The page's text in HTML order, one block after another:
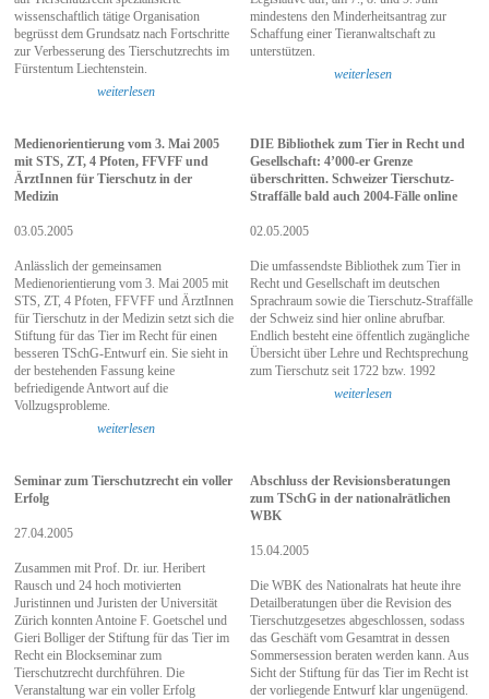
wissenschaftlich tätige Organisation
begrüsst dem Grundsatz nach Fortschritte
zur Verbesserung des Tierschutzrechts im
Fürstentum Liechtenstein.
weiterlesen
mindestens den Minderheitsantrag zur
Schaffung einer Tieranwaltschaft zu
unterstützen.
weiterlesen
Medienorientierung vom 3. Mai 2005
mit STS, ZT, 4 Pfoten, FFVFF und
ÄrztInnen für Tierschutz in der
Medizin
03.05.2005
Anlässlich der gemeinsamen
Medienorientierung vom 3. Mai 2005 mit
STS, ZT, 4 Pfoten, FFVFF und ÄrztInnen
für Tierschutz in der Medizin setzt sich die
Stiftung für das Tier im Recht für einen
besseren TSchG-Entwurf ein. Sie sieht in
der bestehenden Fassung keine
befriedigende Antwort auf die
Vollzugsprobleme.
weiterlesen
DIE Bibliothek zum Tier in Recht und
Gesellschaft: 4’000-er Grenze
überschritten. Schweizer Tierschutz-
Straffälle bald auch 2004-Fälle online
02.05.2005
Die umfassendste Bibliothek zum Tier in
Recht und Gesellschaft im deutschen
Sprachraum sowie die Tierschutz-Straffälle
der Schweiz sind hier online abrufbar.
Endlich besteht eine öffentlich zugängliche
Übersicht über Lehre und Rechtsprechung
zum Tierschutz seit 1722 bzw. 1992
weiterlesen
Seminar zum Tierschutzrecht ein voller
Erfolg
27.04.2005
Zusammen mit Prof. Dr. iur. Heribert
Rausch und 24 hoch motivierten
Juristinnen und Juristen der Universität
Zürich konnten Antoine F. Goetschel und
Gieri Bolliger der Stiftung für das Tier im
Recht ein Blockseminar zum
Tierschutzrecht durchführen. Die
Veranstaltung war ein voller Erfolg
Abschluss der Revisionsberatungen
zum TSchG in der nationalrätlichen
WBK
15.04.2005
Die WBK des Nationalrats hat heute ihre
Detailberatungen über die Revision des
Tierschutzgesetzes abgeschlossen, sodass
das Geschäft vom Gesamtrat in dessen
Sommersession beraten werden kann. Aus
Sicht der Stiftung für das Tier im Recht ist
der vorliegende Entwurf klar ungenügend.